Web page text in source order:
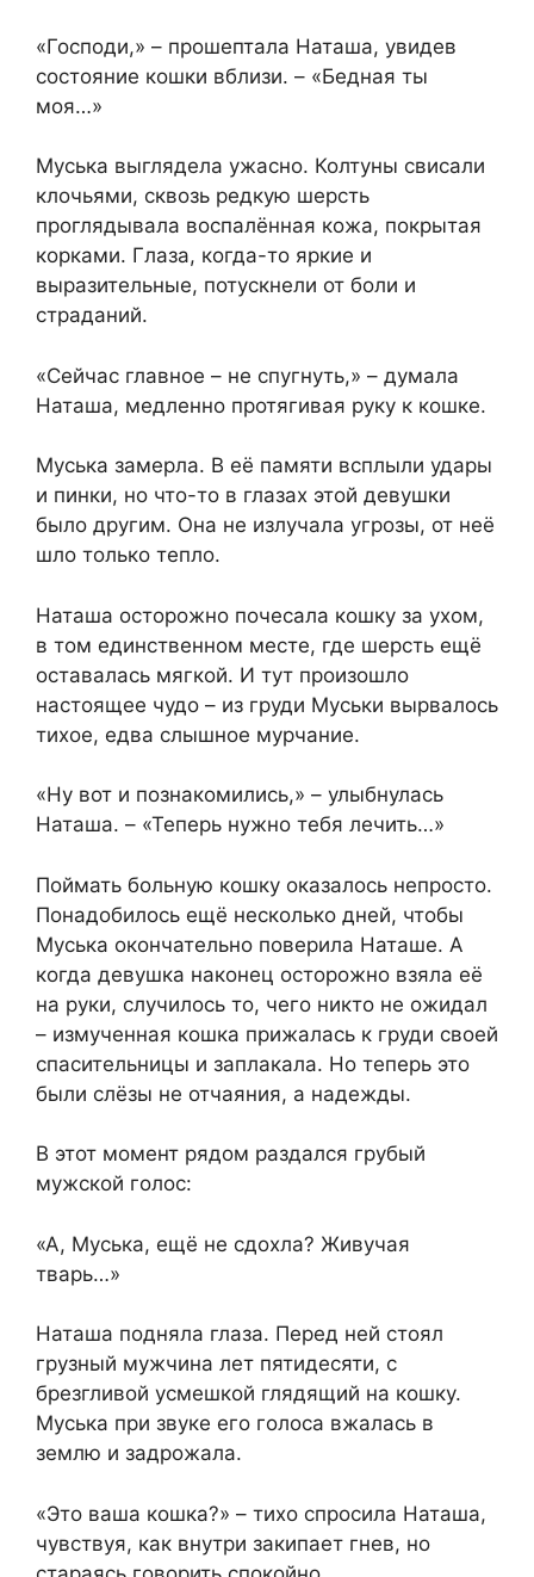
«Господи,» – прошептала Наташа, увидев
состояние кошки вблизи. – «Бедная ты
моя…»
Муська выглядела ужасно. Колтуны свисали
клочьями, сквозь редкую шерсть
проглядывала воспалённая кожа, покрытая
корками. Глаза, когда-то яркие и
выразительные, потускнели от боли и
страданий.
«Сейчас главное – не спугнуть,» – думала
Наташа, медленно протягивая руку к кошке.
Муська замерла. В её памяти всплыли удары
и пинки, но что-то в глазах этой девушки
было другим. Она не излучала угрозы, от неё
шло только тепло.
Наташа осторожно почесала кошку за ухом,
в том единственном месте, где шерсть ещё
оставалась мягкой. И тут произошло
настоящее чудо – из груди Муськи вырвалось
тихое, едва слышное мурчание.
«Ну вот и познакомились,» – улыбнулась
Наташа. – «Теперь нужно тебя лечить…»
Поймать больную кошку оказалось непросто.
Понадобилось ещё несколько дней, чтобы
Муська окончательно поверила Наташе. А
когда девушка наконец осторожно взяла её
на руки, случилось то, чего никто не ожидал
– измученная кошка прижалась к груди своей
спасительницы и заплакала. Но теперь это
были слёзы не отчаяния, а надежды.
В этот момент рядом раздался грубый
мужской голос:
«А, Муська, ещё не сдохла? Живучая
тварь…»
Наташа подняла глаза. Перед ней стоял
грузный мужчина лет пятидесяти, с
брезгливой усмешкой глядящий на кошку.
Муська при звуке его голоса вжалась в
землю и задрожала.
«Это ваша кошка?» – тихо спросила Наташа,
чувствуя, как внутри закипает гнев, но